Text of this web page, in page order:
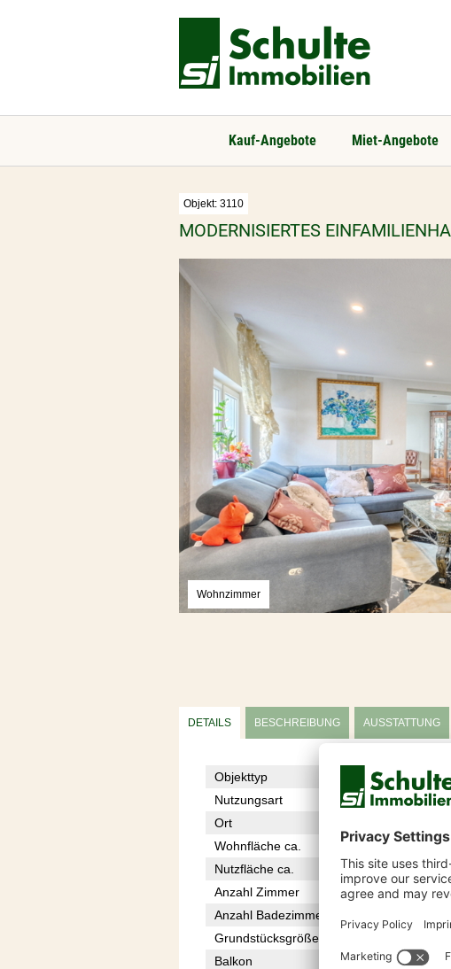
Kauf-Angebote Miet-Angebote
MODERNISIERTES
Objekt: 3110
Wohnzimmer
DETAILS BESCHREIBUNG AUSSTATTUNG
Objekttyp
Nutzungsart
Ort
Wohnfläche ca.
Nutzfläche ca.
Anzahl Zimmer
Anzahl Badezimmer
Grundstücksgröße
Balkon